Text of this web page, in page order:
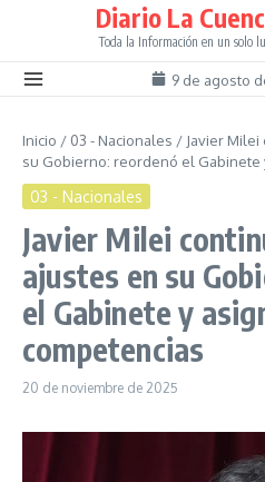
Diario La
Toda la Información en un solo
9 de agosto
Inicio / 03 - Nacionales / Javier
su Gobierno: reordenó el Gabinete
03 - Nacionales
Javier Milei
ajustes en su
el Gabinete y
competencias
20 de noviembre de 2025